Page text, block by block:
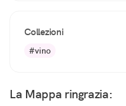
Collezioni
#vino
La Mappa ringrazia: